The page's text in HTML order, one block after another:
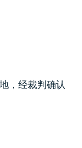
，经裁判确认